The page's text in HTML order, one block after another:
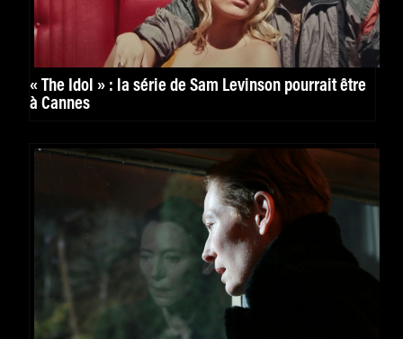
« The Idol » : la série de Sam Levinson pourrait être
à Cannes